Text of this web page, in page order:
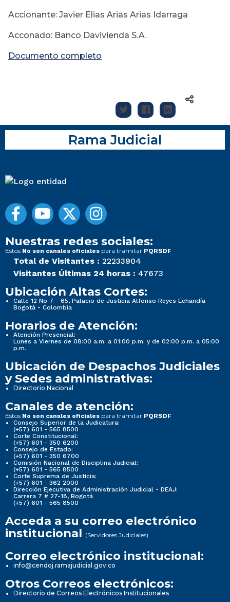
Accionante: Javier Elias Arias Arias Idarraga
Acconado: Banco Davivienda S.A.
Documento completo
Rama Judicial
Nuestras redes sociales:
Estos No son canales oficiales para tramitar PQRSDF
Total de Visitantes : 22233904
Visitantes Últimas 24 horas : 47673
Ubicación Altas Cortes:
Calle 12 No 7 - 65, Palacio de Justicia Alfonso Reyes Echandía
Bogotá - Colombia
Horarios de Atención:
Atención Presencial:
Lunes a Viernes de 08:00 a.m. a 01:00 p.m. y de 02:00 p.m. a 05:00
p.m.
Ubicación de Despachos Judiciales
y Sedes administrativas:
Directorio Nacional
Canales de atención:
Estos No son canales oficiales para tramitar PQRSDF
Consejo Superior de la Judicatura:
(+57) 601 - 565 8500
Corte Constitucional:
(+57) 601 - 350 6200
Consejo de Estado:
(+57) 601 - 350 6700
Comisión Nacional de Disciplina Judicial:
(+57) 601 - 565 8500
Corte Suprema de Justicia:
(+57) 601 - 362 2000
Dirección Ejecutiva de Administración Judicial - DEAJ:
Carrera 7 # 27-18, Bogotá
(+57) 601 - 565 8500
Acceda a su correo electrónico
institucional (Servidores Judiciales)
Correo electrónico institucional:
info@cendoj.ramajudicial.gov.co
Otros Correos electrónicos:
Directorio de Correos Electrónicos Institucionales